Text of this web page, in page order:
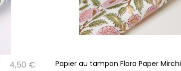
4,50 € Papier au tampon Flora Paper Mirchi